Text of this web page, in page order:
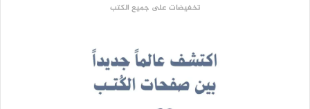
تخفيضات على جميع الكتب